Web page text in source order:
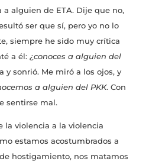
a alguien de ETA. Dije que no,
ser que sí, pero yo no lo
siempre he sido muy crítica
a él: ¿conoces a alguien del
y sonrió. Me miró a los ojos, y
a alguien del PKK. Con
sentirse mal.
la violencia a la violencia
estamos acostumbrados a
hostigamiento, nos matamos